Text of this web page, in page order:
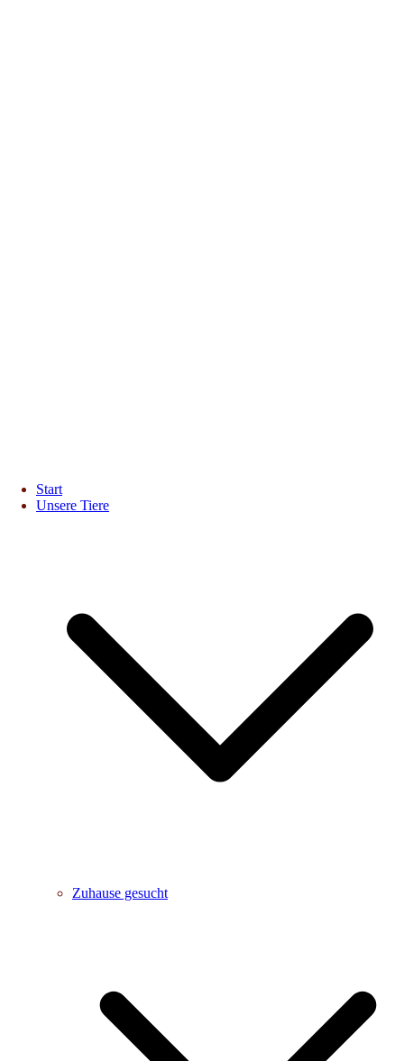
Start
Unsere Tiere
Zuhause gesucht